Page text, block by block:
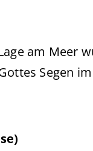
am Meer
Segen